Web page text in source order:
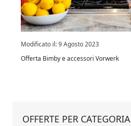
Modificato il:9 Agosto 2023
Offerta Bimby e accessori Vorwerk
OFFERTE PER CATEGORIA